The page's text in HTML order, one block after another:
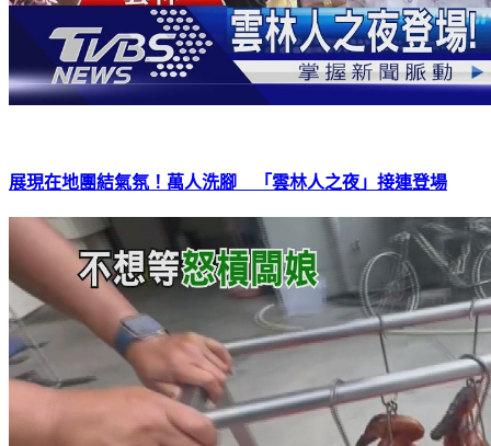
展現在地團結氣氛！萬人洗腳 「雲林人之夜」接連登場